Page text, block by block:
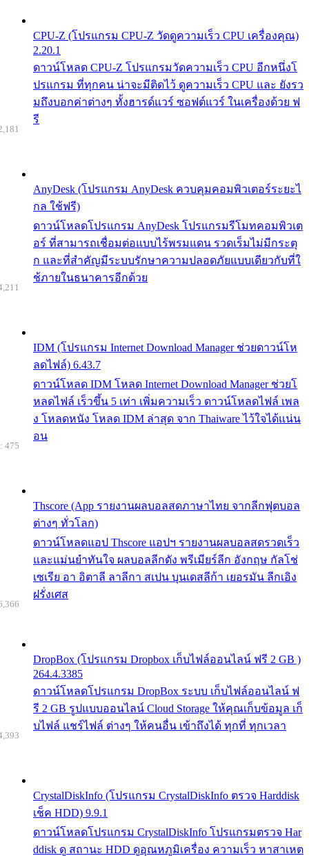
CPU-Z (โปรแกรม CPU-Z วัดดูความเร็ว CPU เครื่องคุณ)
2.20.1
ดาวน์โหลด CPU-Z โปรแกรมวัดความเร็ว CPU อีกหนึ่งโ
ปรแกรม ที่ทุกคน น่าจะมีติดไว้ ดูความเร็ว CPU และ ยังรว
มถึงบอกค่าต่างๆ ทั้งฮารด์แวร์ ซอฟต์แวร์ ในเครื่องด้วย ฟ
รี
AnyDesk (โปรแกรม AnyDesk ควบคุมคอมพิวเตอร์ระยะไ
กล ใช้ฟรี)
ดาวน์โหลดโปรแกรม AnyDesk โปรแกรมรีโมทคอมพิวเต
อร์ ที่สามารถเชื่อมต่อแบบไร้พรมแดน รวดเร็มไม่มีกระตุ
ก และที่สำคัญมีระบบรักษาความปลอดภัยแบบเดียวกับที่ใ
ช้ภายในธนาคารอีกด้วย
IDM (โปรแกรม Internet Download Manager ช่วยดาวน์โห
ลดไฟล์) 6.43.7
ดาวน์โหลด IDM โหลด Internet Download Manager ช่วยโ
หลดไฟล์ เร็วขึ้น 5 เท่า เพิ่มความเร็ว ดาวน์โหลดไฟล์ เพล
ง โหลดหนัง โหลด IDM ล่าสุด จาก Thaiware ไว้ใจได้แน่น
อน
Thscore (App รายงานผลบอลสดภาษาไทย จากลีกฟุตบอล
ต่างๆ ทั่วโลก)
ดาวน์โหลดแอป Thscore แอปฯ รายงานผลบอลสดรวดเร็ว
และแม่นยำทันใจ ผลบอลลีกดัง พรีเมียร์ลีก อังกฤษ กัลโช่
เซเรีย อา อิตาลี ลาลีกา สเปน บุนเดสลีก้า เยอรมัน ลีกเอิง
ฝรั่งเศส
475
DropBox (โปรแกรม Dropbox เก็บไฟล์ออนไลน์ ฟรี 2 GB )
264.4.3385
ดาวน์โหลดโปรแกรม DropBox ระบบ เก็บไฟล์ออนไลน์ ฟ
รี 2 GB รูปแบบออนไลน์ Cloud Storage ให้คุณเก็บข้อมูล เก็
บไฟล์ แชร์ไฟล์ ต่างๆ ให้คนอื่น เข้าถึงได้ ทุกที่ ทุกเวลา
CrystalDiskInfo (โปรแกรม CrystalDiskInfo ตรวจ Harddisk
เช็ค HDD) 9.9.1
ดาวน์โหลดโปรแกรม CrystalDiskInfo โปรแกรมตรวจ Har
ddisk ดู สถานะ HDD ดูอุณหภูมิเครื่อง ความเร็ว หาสาเหต